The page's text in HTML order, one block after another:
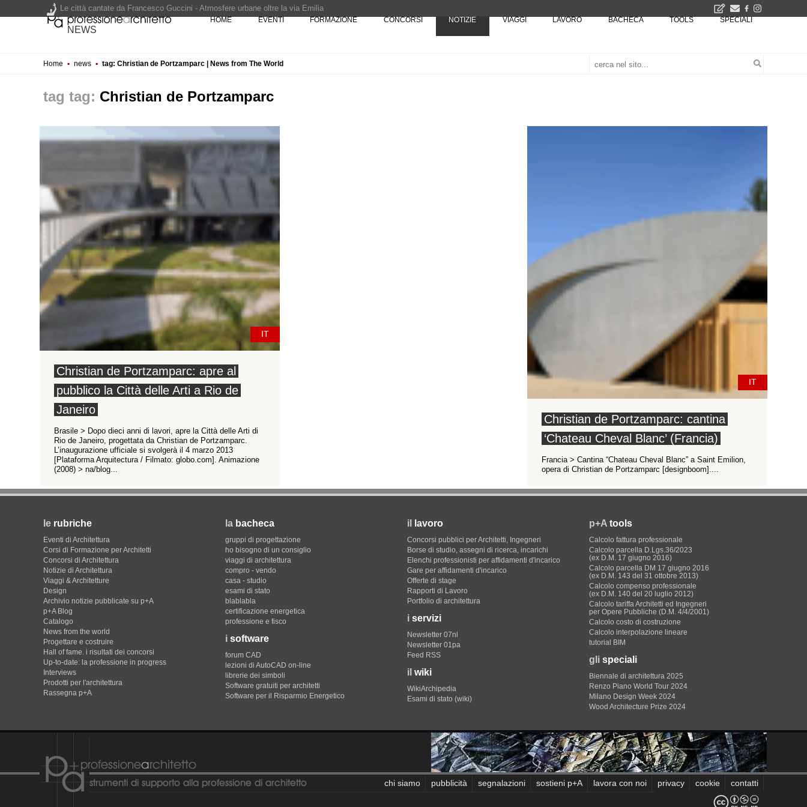
NEWS
HOME EVENTI FORMAZIONE CONCORSI NOTIZIE VIAGGI LAVORO BACHECA TOOLS SPECIALI
Home ▪ news ▪ tag: Christian de Portzamparc | News from The World
tag: Christian de Portzamparc
IT
Christian de Portzamparc: apre al
pubblico la Città delle Arti a Rio de
Janeiro
Brasile > Dopo dieci anni di lavori, apre la Città delle Arti di
Rio de Janeiro, progettata da Christian de Portzamparc.
L’inaugurazione ufficiale si svolgerà il 4 marzo 2013
[Plataforma Arquitectura / Filmato: globo.com]. Animazione
(2008) > na/blog...
IT
Christian de Portzamparc: cantina
‘Chateau Cheval Blanc’ (Francia)
Francia > Cantina “Chateau Cheval Blanc” a Saint Emilion,
opera di Christian de Portzamparc [designboom]....
le rubriche
Eventi di Architettura
Corsi di Formazione per Architetti
Concorsi di Architettura
Notizie di Architettura
Viaggi & Architetture
Design
Archivio notizie pubblicate su p+A
p+A Blog
Catalogo
News from the world
Progettare e costruire
Hall of fame. i risultati dei concorsi
Up-to-date: la professione in progress
Interviews
Prodotti per l'architettura
Rassegna p+A
la bacheca
gruppi di progettazione
ho bisogno di un consiglio
viaggi di architettura
compro - vendo
casa - studio
esami di stato
blablabla
certificazione energetica
professione e fisco
i software
forum CAD
lezioni di AutoCAD on-line
librerie dei simboli
Software gratuiti per architetti
Software per il Risparmio Energetico
il lavoro
Concorsi pubblici per Architetti, Ingegneri
Borse di studio, assegni di ricerca, incarichi
Elenchi professionisti per affidamenti d'incarico
Gare per affidamenti d'incarico
Offerte di stage
Rapporti di Lavoro
Portfolio di architettura
i servizi
Newsletter 07nl
Newsletter 01pa
Feed RSS
il wiki
WikiArchipedia
Esami di stato (wiki)
p+A tools
Calcolo fattura professionale
Calcolo parcella D.Lgs.36/2023
(ex D.M. 17 giugno 2016)
Calcolo parcella DM 17 giugno 2016
(ex D.M. 143 del 31 ottobre 2013)
Calcolo compenso professionale
(ex D.M. 140 del 20 luglio 2012)
Calcolo tariffa Architetti ed Ingegneri
per Opere Pubbliche (D.M. 4/4/2001)
Calcolo costo di costruzione
Calcolo interpolazione lineare
tutorial BIM
gli speciali
Biennale di architettura 2025
Renzo Piano World Tour 2024
Milano Design Week 2024
Wood Architecture Prize 2024
chi siamo pubblicità segnalazioni sostieni p+A lavora con noi privacy cookie contatti
Le città cantate da Francesco Guccini - Atmosfere urbane oltre la via Emilia
Renzo Piano World Tour 2026, ottava edizione in partenza. Rotta verso Ovest - Europa, Stati Uniti e Canada | 22 agosto > 30 settembre 2026